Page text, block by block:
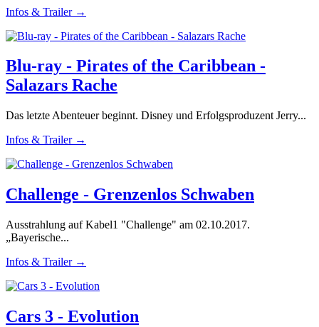
Infos & Trailer →
Blu-ray - Pirates of the Caribbean -
Salazars Rache
Das letzte Abenteuer beginnt. Disney und Erfolgsproduzent Jerry...
Infos & Trailer →
Challenge - Grenzenlos Schwaben
Ausstrahlung auf Kabel1 "Challenge" am 02.10.2017.
„Bayerische...
Infos & Trailer →
Cars 3 - Evolution